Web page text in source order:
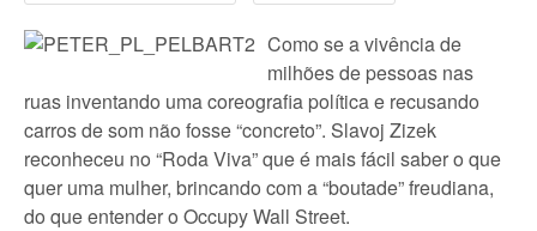
Como se a vivência de
milhões de pessoas nas
ruas inventando uma coreografia política e recusando
carros de som não fosse “concreto”. Slavoj Zizek
reconheceu no “Roda Viva” que é mais fácil saber o que
quer uma mulher, brincando com a “boutade” freudiana,
do que entender o Occupy Wall Street.